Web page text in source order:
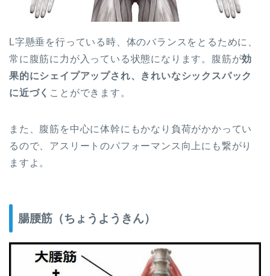
L字懸垂を行っている時、体のバランスをとるために、
常に腹筋に力が入っている状態になります。腹筋が効
果的にシェイプアップされ、きれいなシックスパック
に近づく ことができます。
また、腹筋を中心に体幹にもかなり負荷がかかってい
るので、アスリートのパフォーマンス向上にも繋がり
ますよ。
腸腰筋（ちょうようきん）